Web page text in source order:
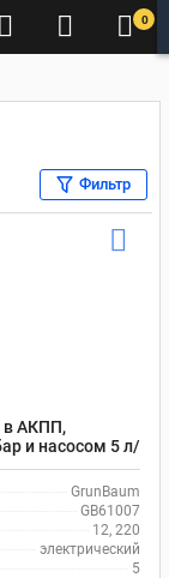
0
Фильтр
в АКПП,
и насосом 5 л/
GrunBaum
GB61007
12, 220
электрический
5